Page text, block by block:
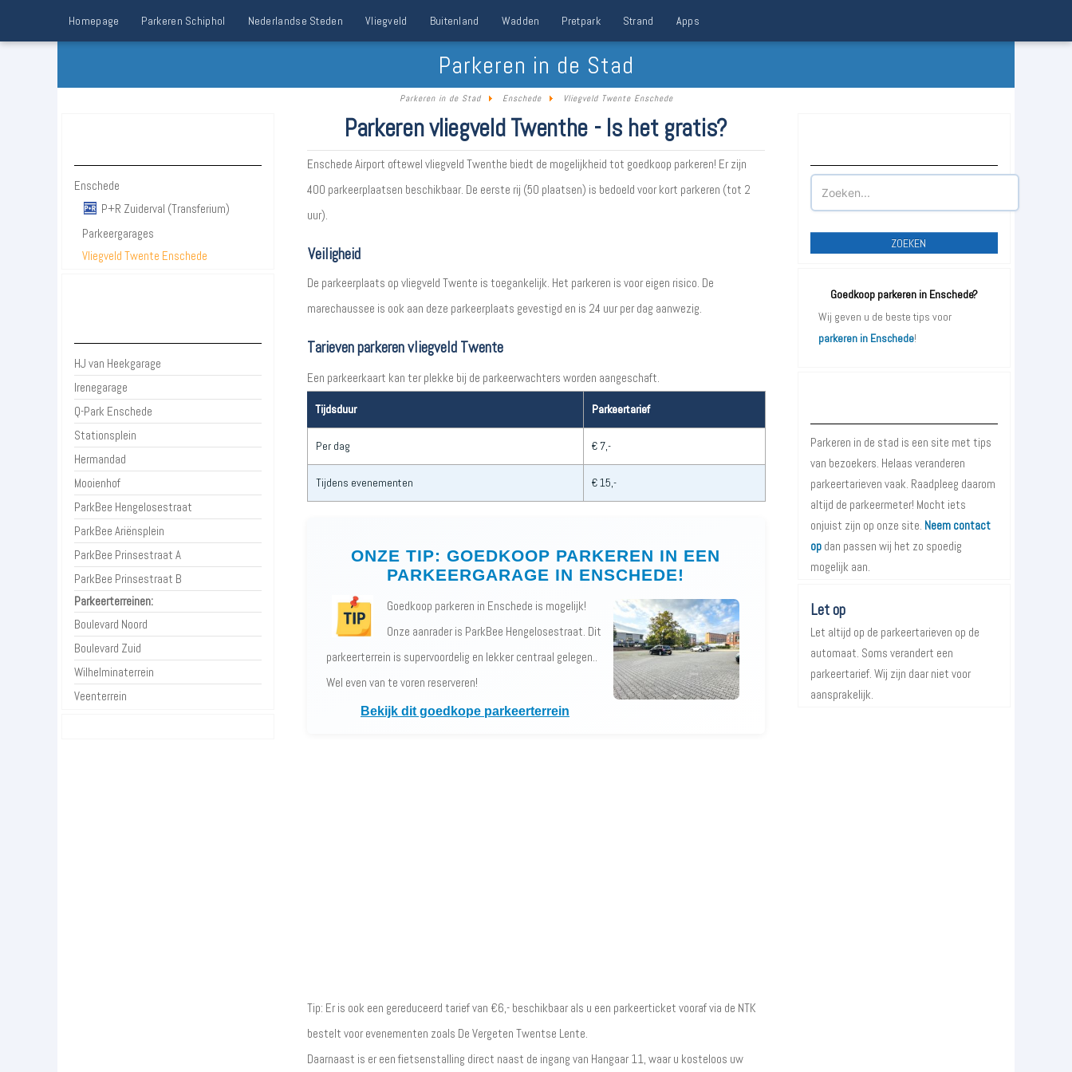
Homepage Parkeren Schiphol Nederlandse Steden Vliegveld Buitenland Wadden Pretpark Strand Apps
Parkeren in de Stad
Parkeren in de Stad Enschede Vliegveld Twente Enschede
Enschede
P+R Zuiderval (Transferium)
Parkeergarages
Vliegveld Twente Enschede
HJ van Heekgarage
Irenegarage
Q-Park Enschede
Stationsplein
Hermandad
Mooienhof
ParkBee Hengelosestraat
ParkBee Ariënsplein
ParkBee Prinsestraat A
ParkBee Prinsestraat B
Parkeerterreinen:
Boulevard Noord
Boulevard Zuid
Wilhelminaterrein
Veenterrein
Parkeren vliegveld Twenthe - Is het gratis?
Enschede Airport oftewel vliegveld Twenthe biedt de mogelijkheid tot goedkoop parkeren! Er zijn
400 parkeerplaatsen beschikbaar. De eerste rij (50 plaatsen) is bedoeld voor kort parkeren (tot 2
uur).
Veiligheid
De parkeerplaats op vliegveld Twente is toegankelijk. Het parkeren is voor eigen risico. De
marechaussee is ook aan deze parkeerplaats gevestigd en is 24 uur per dag aanwezig.
Tarieven parkeren vliegveld Twente
Een parkeerkaart kan ter plekke bij de parkeerwachters worden aangeschaft.
Tijdsduur Parkeertarief
Per dag € 7,-
Tijdens evenementen € 15,-
ONZE TIP: GOEDKOOP PARKEREN IN EEN
PARKEERGARAGE IN ENSCHEDE!
Goedkoop parkeren in Enschede is mogelijk!
Onze aanrader is ParkBee Hengelosestraat. Dit
parkeerterrein is supervoordelig en lekker centraal gelegen..
Wel even van te voren reserveren!
Bekijk dit goedkope parkeerterrein
Tip: Er is ook een gereduceerd tarief van €6,- beschikbaar als u een parkeerticket vooraf via de NTK
bestelt voor evenementen zoals De Vergeten Twentse Lente.
Daarnaast is er een fietsenstalling direct naast de ingang van Hangaar 11, waar u kosteloos uw
ZOEKEN
Goedkoop parkeren in Enschede?
Wij geven u de beste tips voor
parkeren in Enschede!
Parkeren in de stad is een site met tips
van bezoekers. Helaas veranderen
parkeertarieven vaak. Raadpleeg daarom
altijd de parkeermeter! Mocht iets
onjuist zijn op onze site. Neem contact
op dan passen wij het zo spoedig
mogelijk aan.
Let op
Let altijd op de parkeertarieven op de
automaat. Soms verandert een
parkeertarief. Wij zijn daar niet voor
aansprakelijk.